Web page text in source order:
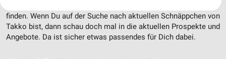
finden. Wenn Du auf der Suche nach aktuellen Schnäppchen von
Takko bist, dann schau doch mal in die aktuellen Prospekte und
Angebote. Da ist sicher etwas passendes für Dich dabei.
Website/App.
Partnerliste anzeigen (1 IAB-Anbieter)
Wir nutzen Ihre Daten für folgende Zwecke: